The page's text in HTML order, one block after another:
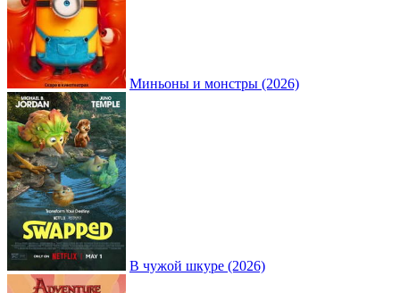
Миньоны и монстры (2026)
В чужой шкуре (2026)